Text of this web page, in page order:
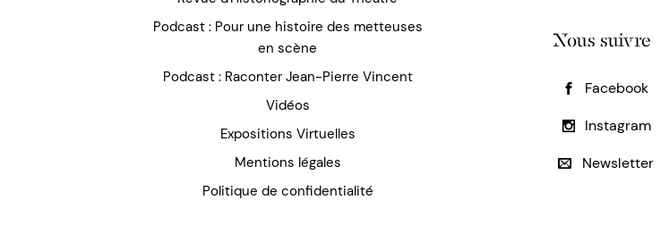
Podcast : Pour une histoire des metteuses
en scène
Podcast : Raconter Jean-Pierre Vincent
Vidéos
Expositions Virtuelles
Mentions légales
Politique de confidentialité
Nous suivre
Facebook
Instagram
Newsletter